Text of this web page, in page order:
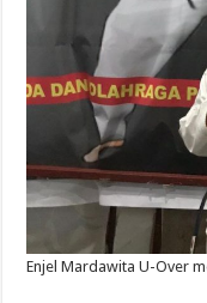
Enjel Mardawita U-Over